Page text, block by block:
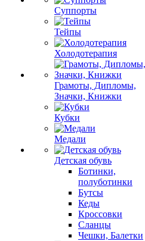
Суппорты
Тейпы
Холодотерапия
Грамоты, Дипломы,
Значки, Книжки
Кубки
Медали
Детская обувь
Ботинки,
полуботинки
Бутсы
Кеды
Кроссовки
Сланцы
Чешки, Балетки